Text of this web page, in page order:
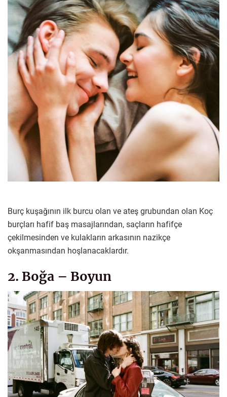
Burç kuşağının ilk burcu olan ve ateş grubundan olan Koç
burçları hafif baş masajlarından, saçların hafifçe
çekilmesinden ve kulakların arkasının nazikçe
okşanmasından hoşlanacaklardır.
2. Boğa – Boyun